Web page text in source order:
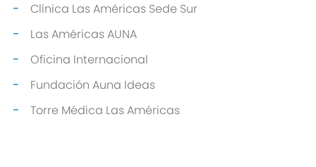
Clínica Las Américas Sede Sur
Las Américas AUNA
Oficina Internacional
Fundación Auna Ideas
Torre Médica Las Américas